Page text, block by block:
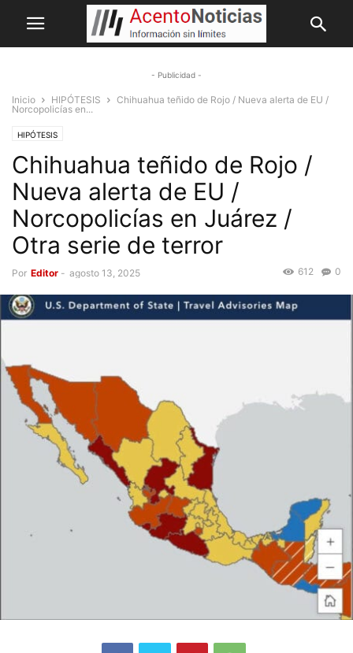
- Publicidad -
Inicio HIPÓTESIS
Chihuahua teñido de Rojo / Nueva alerta de EU /
Norcopolicías en...
HIPÓTESIS
Chihuahua teñido de Rojo /
Nueva alerta de EU /
Norcopolicías en Juárez /
Otra serie de terror
Por Editor - agosto 13, 2025 0
612